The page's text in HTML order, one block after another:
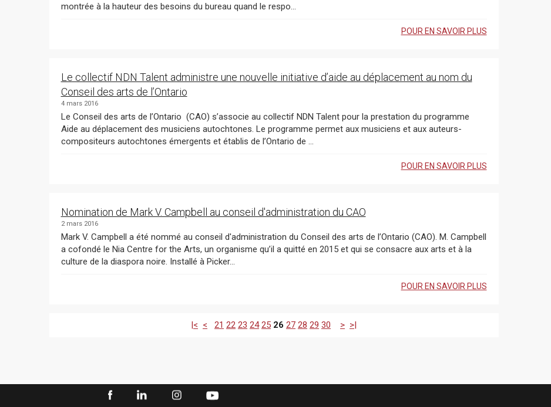
montrée à la hauteur des besoins du bureau quand le respo...
POUR EN SAVOIR PLUS
Le collectif NDN Talent administre une nouvelle initiative d’aide au déplacement au nom du
Conseil des arts de l’Ontario
4 mars 2016
Le Conseil des arts de l’Ontario (CAO) s’associe au collectif NDN Talent pour la prestation du programme
Aide au déplacement des musiciens autochtones. Le programme permet aux musiciens et aux auteurs-
compositeurs autochtones émergents et établis de l’Ontario de ...
POUR EN SAVOIR PLUS
Nomination de Mark V. Campbell au conseil d'administration du CAO
2 mars 2016
Mark V. Campbell a été nommé au conseil d'administration du Conseil des arts de l’Ontario (CAO). M. Campbell
a cofondé le Nia Centre for the Arts, un organisme qu’il a quitté en 2015 et qui se consacre aux arts et à la
culture de la diaspora noire. Installé à Picker...
POUR EN SAVOIR PLUS
|< < 21 22 23 24 25 26 27 28 29 30 > >|